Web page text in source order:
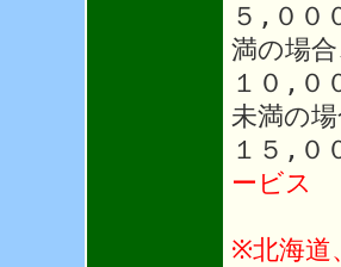
５,００
満の場
１０,０
未満の
１５,０
ービス
※北海道